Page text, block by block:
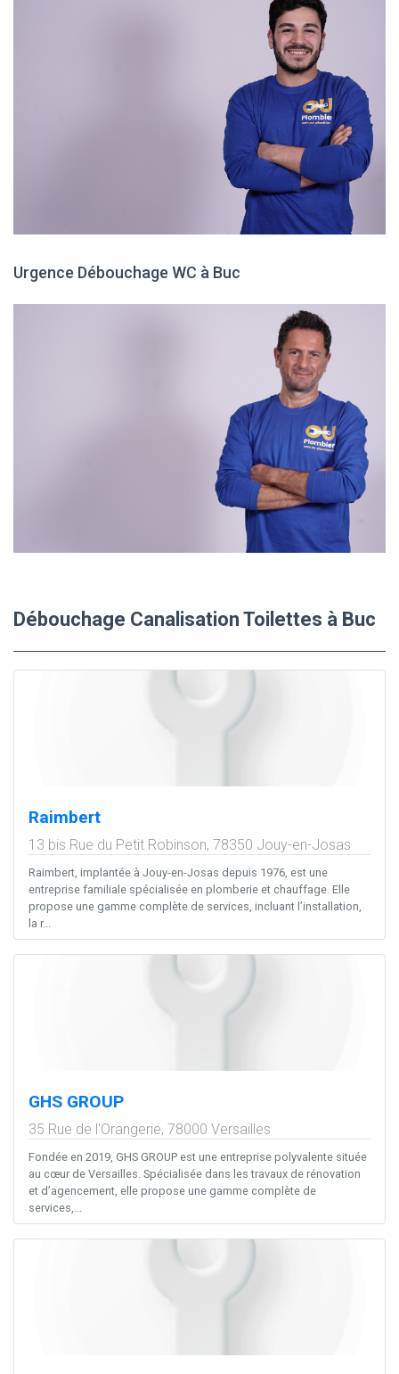
Urgence Débouchage WC à Buc
Débouchage Canalisation Toilettes à Buc
Raimbert
13 bis Rue du Petit Robinson, 78350 Jouy-en-Josas
Raimbert, implantée à Jouy-en-Josas depuis 1976, est une
entreprise familiale spécialisée en plomberie et chauffage. Elle
propose une gamme complète de services, incluant l’installation,
la r...
GHS GROUP
35 Rue de l'Orangerie, 78000 Versailles
Fondée en 2019, GHS GROUP est une entreprise polyvalente située
au cœur de Versailles. Spécialisée dans les travaux de rénovation
et d’agencement, elle propose une gamme complète de
services,...